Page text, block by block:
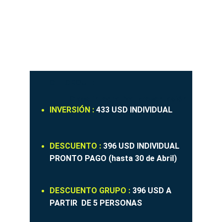
proyectos próximos pasos
INVERSIÓN : 433 USD INDIVIDUAL
DESCUENTO : 396 USD INDIVIDUAL
PRONTO PAGO (hasta 30 de Abril)
DESCUENTO GRUPO : 396 USD A
PARTIR  DE 5 PERSONAS